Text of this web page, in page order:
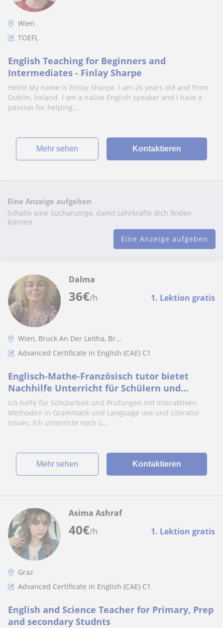
Wien
TOEFL
English Teaching for Beginners and
Intermediates - Finlay Sharpe
Hello! My name is Finlay Sharpe. I am 26 years old and from
Dublin, Ireland. I am a native English speaker and I have a
passion for helping...
Mehr sehen Kontaktieren
Eine Anzeige aufgeben
Schalte eine Suchanzeige, damit Lehrkräfte dich finden
können
Eine Anzeige aufgeben
36€/h 1. Lektion gratis
Dalma
Wien, Bruck An Der Leitha, Br...
Advanced Certificate in English (CAE) C1
Englisch-Mathe-Französisch tutor bietet
Nachhilfe Unterricht für Schülern und
Erwachsenebildung.
Ich helfe für Schülarbeit und Prüfungen mit Interaktiven
Methoden in Grammatik und Language use und Literatur
issues. Ich unterricte noch L...
Mehr sehen Kontaktieren
40€/h 1. Lektion gratis
Asima Ashraf
Graz
Advanced Certificate in English (CAE) C1
English and Science Teacher for Primary, Prep
and secondary Studnts